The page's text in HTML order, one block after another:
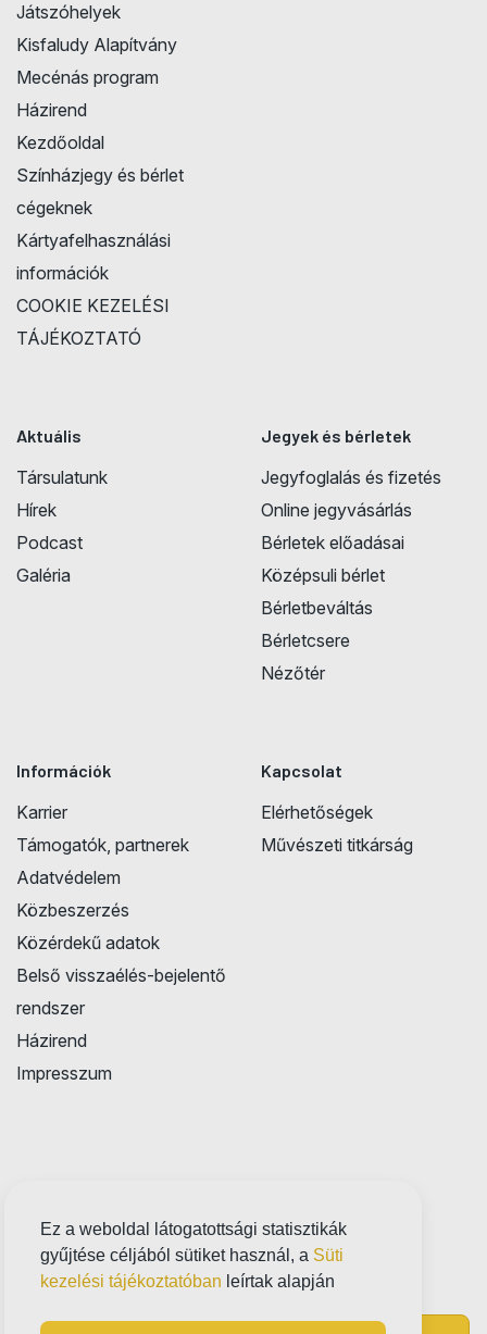
Ez a weboldal látogatottsági statisztikák
gyűjtése céljából sütiket használ, a Süti
kezelési tájékoztatóban leírtak alapján
Játszóhelyek
Kisfaludy Alapítvány
Mecénás program
Házirend
Kezdőoldal
Színházjegy és bérlet
cégeknek
Kártyafelhasználási
információk
COOKIE KEZELÉSI
TÁJÉKOZTATÓ
Aktuális
Társulatunk
Hírek
Podcast
Galéria
Jegyek és bérletek
Jegyfoglalás és fizetés
Online jegyvásárlás
Bérletek előadásai
Középsuli bérlet
Bérletbeváltás
Bérletcsere
Nézőtér
Információk
Karrier
Támogatók, partnerek
Adatvédelem
Közbeszerzés
Közérdekű adatok
Belső visszaélés-bejelentő
rendszer
Házirend
Impresszum
Kapcsolat
Elérhetőségek
Művészeti titkárság
Próbatábla